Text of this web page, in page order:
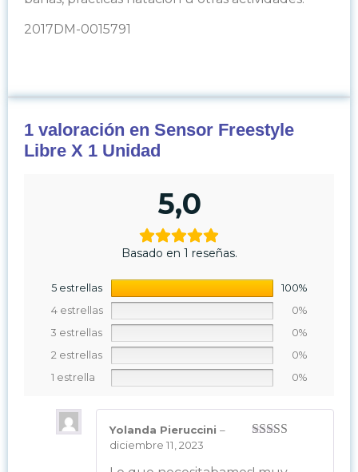
2017DM-0015791
1 valoración en Sensor Freestyle
Libre X 1 Unidad
5,0
Basado en 1 reseñas.
5 estrellas
100%
4 estrellas
0%
3 estrellas
0%
2 estrellas
0%
1 estrella
0%
Yolanda Pieruccini –
diciembre 11, 2023